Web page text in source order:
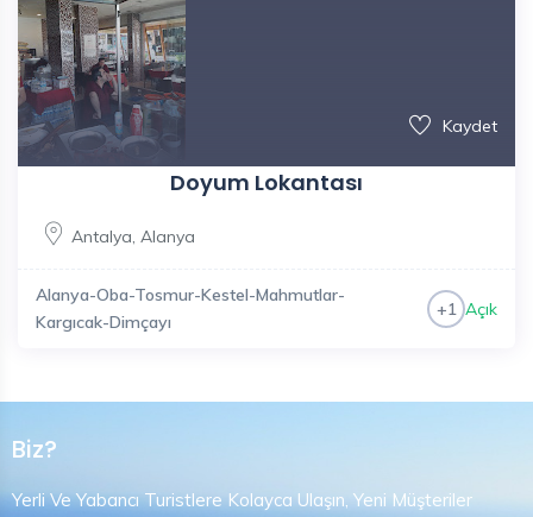
Kaydet
Doyum Lokantası
Antalya, Alanya
Alanya-Oba-Tosmur-Kestel-Mahmutlar-
Kargıcak-Dimçayı
+1 Açık
Biz?
Yerli Ve Yabancı Turistlere Kolayca Ulaşın, Yeni Müşteriler